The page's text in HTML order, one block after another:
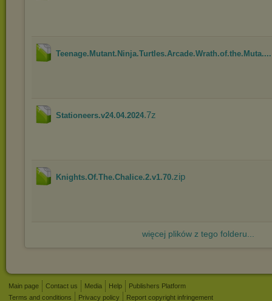
Teenage.Mutant.Ninja.Turtles.Arcade.Wrath.of.the.Muta....
Stationeers.v24.04.2024.7z
Knights.Of.The.Chalice.2.v1.70.zip
więcej plików z tego folderu...
Main page Contact us Media Help
Publishers Platform
Terms and conditions
Privacy policy Report copyright infringement